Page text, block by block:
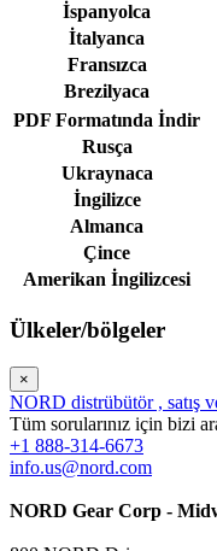
İspanyolca
İtalyanca
Fransızca
Brezilyaca
PDF Formatında İndir
Rusça
Ukraynaca
İngilizce
Almanca
Çince
Amerikan İngilizcesi
Ülkeler/bölgeler
×
NORD distrübütör , satış
Tüm sorularınız için bizi
+1 888-314-6673
info.us@nord.com
NORD Gear Corp -